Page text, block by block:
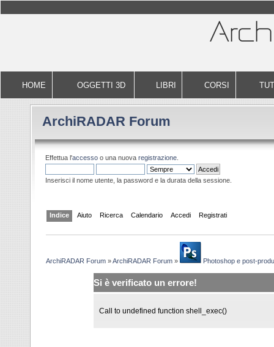
HOME OGGETTI 3D LIBRI CORSI
ArchiRADAR Forum
Effettua l'accesso o una nuova registrazione.
Inserisci il nome utente, la password e la durata della sessione.
Indice Aiuto Ricerca Calendario Accedi Registrati
ArchiRADAR Forum »ArchiRADAR Forum » Photoshop e post-
Si è verificato un errore!
Call to undefined function shell_exec()